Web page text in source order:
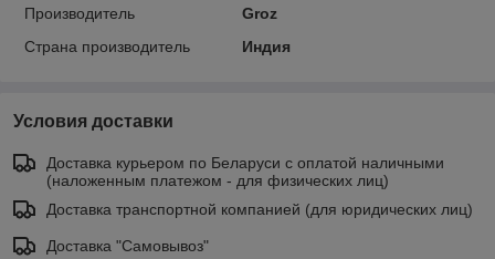
Производитель
Groz
Страна производитель
Индия
Условия доставки
Доставка курьером по Беларуси с оплатой наличными
(наложенным платежом - для физических лиц)
Доставка транспортной компанией (для юридических лиц)
Доставка "Самовывоз"